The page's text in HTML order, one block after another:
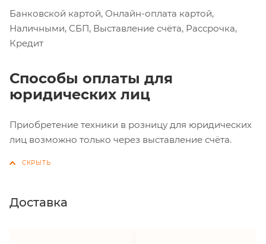
Банковской картой, Онлайн-оплата картой,
Наличными, СБП, Выставление счёта, Рассрочка,
Кредит
Способы оплаты для
юридических лиц
Приобретение техники в розницу для юридических
лиц возможно только через выставление счёта.
Доставка